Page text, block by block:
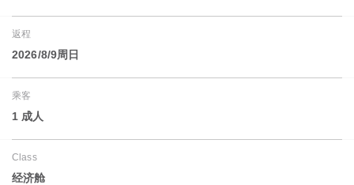
返程
2026/8/9周日
乘客
1 成人
Class
经济舱